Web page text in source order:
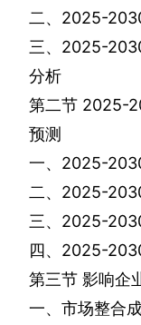
二、 2025-
三、 2025-
分析
第二节 2025-
预测
一、 2025-
二、 2025-
三、 2025-
四、 2025-
第三节 影响企
一、市场整合